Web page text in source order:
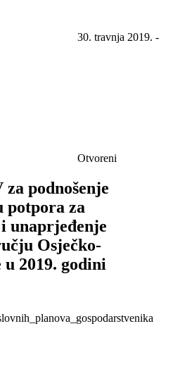
30. travnja 2019. -
Otvoreni
podnošenje
potpora za
unaprjeđenje
Osječko-
2019. godini